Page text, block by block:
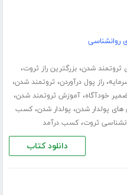
روانشناسی
ثروتمند شدن،بزرگترین راز ثروت،
،راز پول درآوردن، ثروتمند شدن،
ضمیر خودآگاه،آموزش ثروتمند شدن،
پولدار شدن، پولدار شدن،کسب
ثروت،کسب درآمد
دانلود کتاب